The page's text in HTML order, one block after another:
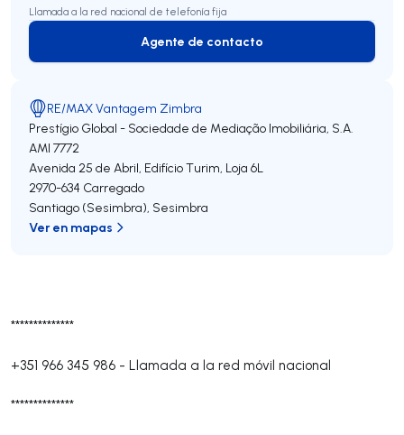
**************
+351 966 345 986 - Llamada a la red móvil nacional
**************
Llamada a la red nacional de telefonía fija
Agente de contacto
Agente de contacto
RE/MAX Vantagem Zimbra
Prestígio Global - Sociedade de Mediação Imobiliária, S.A.
AMI 7772
Avenida 25 de Abril, Edifício Turim, Loja 6L
2970-634 Carregado
Santiago (Sesimbra), Sesimbra
Ver en mapas